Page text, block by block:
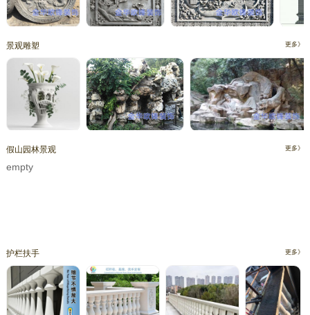
景观雕塑 更多》
假山园林景观 更多》
empty
护栏扶手 更多》